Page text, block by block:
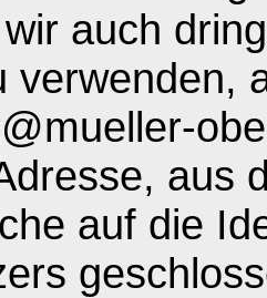
auch
verwenden,
aus
auf die